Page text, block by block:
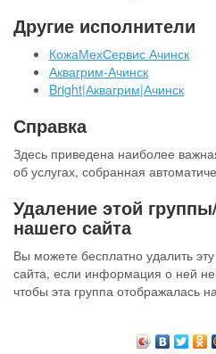
Другие исполнители
КожаМехСервис Ачинск
Аквагрим-Ачинск
Bright|Аквагрим|Ачинск
Справка
Здесь приведена наиболее
об услугах, собранная
Удаление этой
нашего сайта
Вы можете бесплатно удалить
сайта, если информация о ней
чтобы эта группа отображалась